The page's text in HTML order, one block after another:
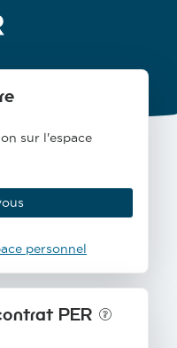
sur l'espace
personnel
PER